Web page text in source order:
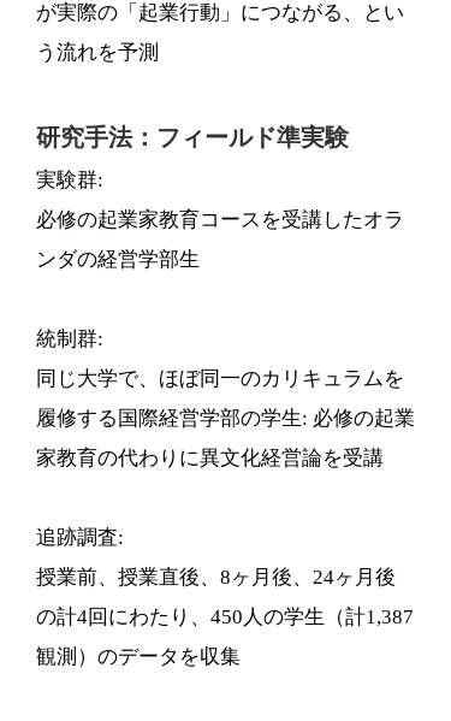
が実際の「起業行動」につながる、とい
う流れを予測
研究手法：フィールド準実験
実験群:
必修の起業家教育コースを受講したオラ
ンダの経営学部生
統制群:
同じ大学で、ほぼ同一のカリキュラムを
履修する国際経営学部の学生: 必修の起業
家教育の代わりに異文化経営論を受講
追跡調査:
授業前、授業直後、8ヶ月後、24ヶ月後
の計4回にわたり、450人の学生（計1,387
観測）のデータを収集